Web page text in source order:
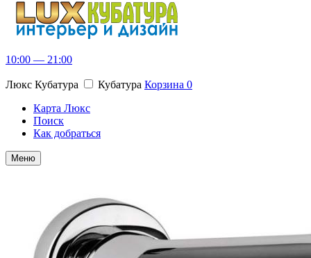
10:00 — 21:00
Люкс Кубатура Кубатура Корзина 0
Карта Люкс
Поиск
Как добраться
Меню